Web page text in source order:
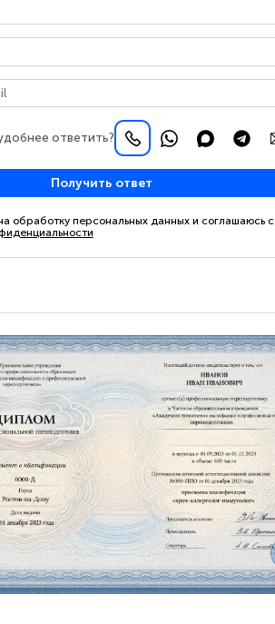
ответить?
Получить ответ
обработку персональных данных и соглашаюсь с